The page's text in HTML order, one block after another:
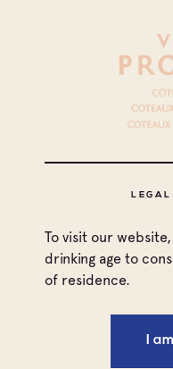
To visit our
drinking age to
of residence.
I
Côtes de Provence La
Château
Côtes de Provence
Côtes de Provence La
Domaine De
Côtes de Provence La